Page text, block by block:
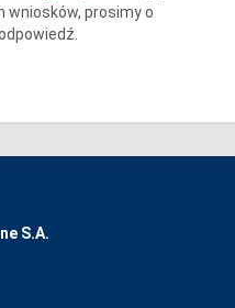
wniosków, prosimy o
S.A.